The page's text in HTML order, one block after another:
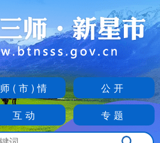
师(市)情
公开
互动 专题